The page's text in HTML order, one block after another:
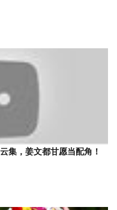
集，姜文都甘愿当配角！